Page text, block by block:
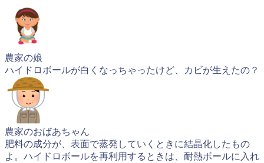
農家の娘
ハイドロボールが白くなっちゃったけど、カビが生えたの？
農家のおばあちゃん
肥料の成分が、表面で蒸発していくときに結晶化したもの
よ。ハイドロボールを再利用するときは、耐熱ボールに入れ